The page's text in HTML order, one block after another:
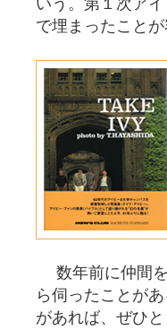
いう。第１次ア
で埋まったことが
数年前に仲間を
ら伺ったことが
があれば、ぜひ